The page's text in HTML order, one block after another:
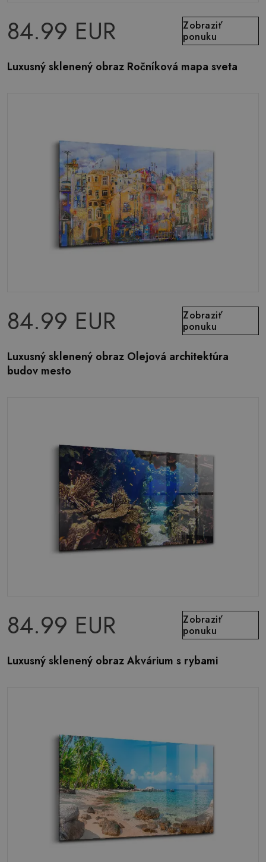
84.99 EUR
Zobraziť
ponuku
Luxusný sklenený obraz Ročníková mapa sveta
84.99 EUR
Zobraziť
ponuku
Luxusný sklenený obraz Olejová architektúra
budov mesto
84.99 EUR
Zobraziť
ponuku
Luxusný sklenený obraz Akvárium s rybami